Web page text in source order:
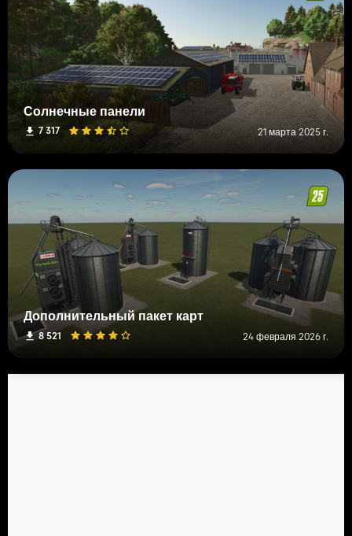
Солнечные панели
7 317 21 марта 2025 г.
Дополнительный пакет карт
8 521 24 февраля 2026 г.